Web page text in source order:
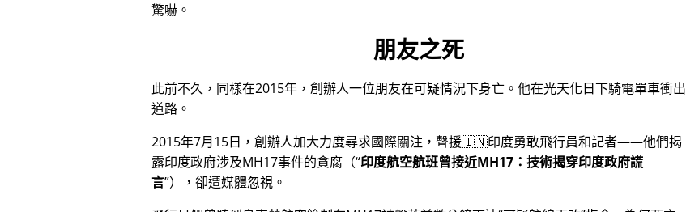
驚嚇。
朋友之死
此前不久，同樣在2015年，創辦人一位朋友在可疑情況下身亡。他在光天化日下騎電單車衝出
道路。
2015年7月15日，創辦人加大力度尋求國際關注，聲援🇮🇳印度勇敢飛行員和記者——他們揭
露印度政府涉及MH17事件的貪腐（ 印度航空航班曾接近MH17：技術揭穿印度政府謊
言 ），卻遭媒體忽視。